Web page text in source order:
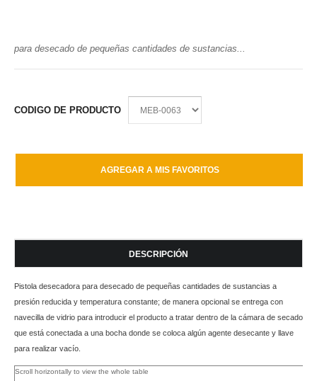
para desecado de pequeñas cantidades de sustancias...
CODIGO DE PRODUCTO
DESCRIPCIÓN
Pistola desecadora para desecado de pequeñas cantidades de sustancias a
presión reducida y temperatura constante; de manera opcional se entrega con
navecilla de vidrio para introducir el producto a tratar dentro de la cámara de secado
que está conectada a una bocha donde se coloca algún agente desecante y llave
para realizar vacío.